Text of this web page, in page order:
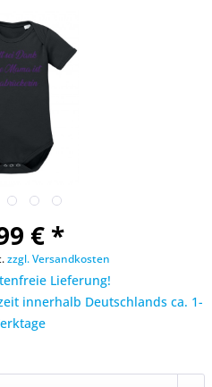
€ *
zzgl. Versandkosten
Lieferung!
innerhalb Deutschlands ca. 1-